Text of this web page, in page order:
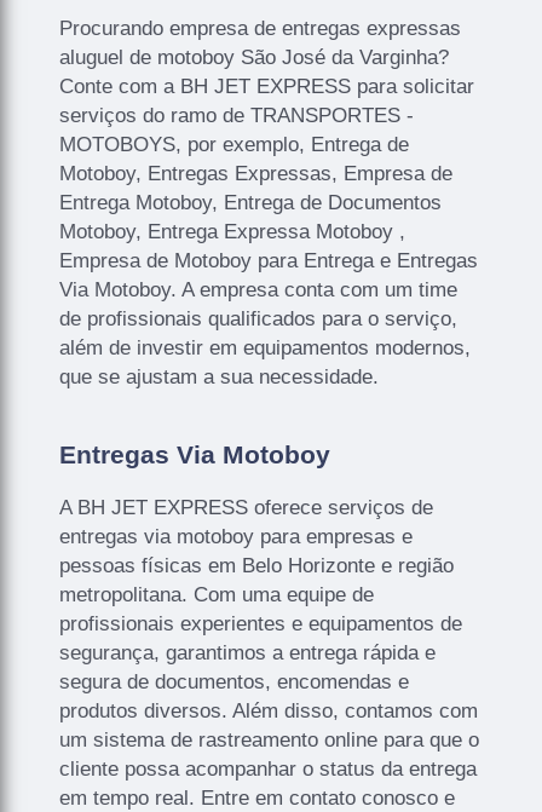
Procurando empresa de entregas expressas
aluguel de motoboy São José da Varginha?
Conte com a BH JET EXPRESS para solicitar
serviços do ramo de TRANSPORTES -
MOTOBOYS, por exemplo, Entrega de
Motoboy, Entregas Expressas, Empresa de
Entrega Motoboy, Entrega de Documentos
Motoboy, Entrega Expressa Motoboy ,
Empresa de Motoboy para Entrega e Entregas
Via Motoboy. A empresa conta com um time
de profissionais qualificados para o serviço,
além de investir em equipamentos modernos,
que se ajustam a sua necessidade.
Entregas Via Motoboy
A BH JET EXPRESS oferece serviços de
entregas via motoboy para empresas e
pessoas físicas em Belo Horizonte e região
metropolitana. Com uma equipe de
profissionais experientes e equipamentos de
segurança, garantimos a entrega rápida e
segura de documentos, encomendas e
produtos diversos. Além disso, contamos com
um sistema de rastreamento online para que o
cliente possa acompanhar o status da entrega
em tempo real. Entre em contato conosco e